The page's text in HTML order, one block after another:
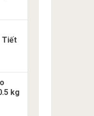
Tiết
kg